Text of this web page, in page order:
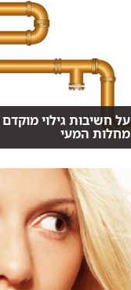
על חשיבות גילוי
מחלות המעי
נכון, חלקן לא נעימות, אבל
לאבחון מוקדם של מ...